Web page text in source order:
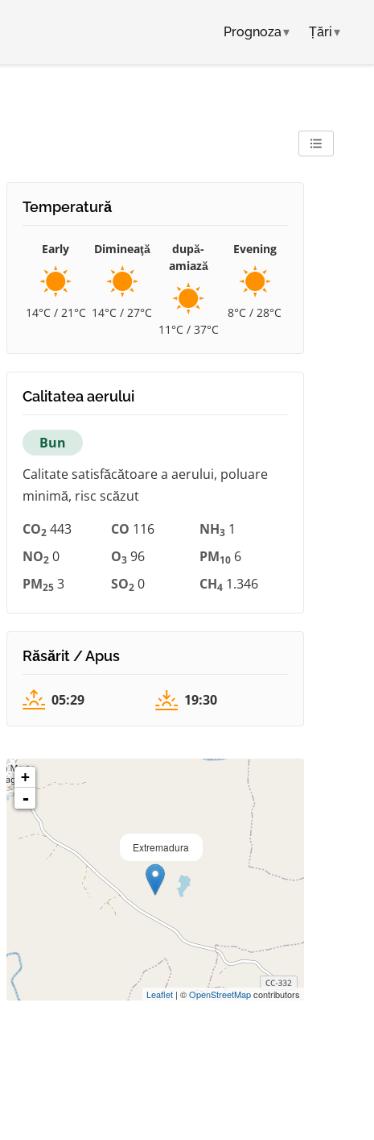
Prognoza▾ Țări▾
Temperatură
Early
14°C / 21°C
Dimineaţă
14°C / 27°C
după-
amiază
11°C / 37°C
Evening
8°C / 28°C
Calitatea aerului
Bun
Calitate satisfăcătoare a aerului, poluare
minimă, risc scăzut
CO2 443 CO 116 NH3 1
NO2 0 O3 96 PM10 6
PM25 3 SO2 0 CH4 1.346
Răsărit / Apus
05:29 19:30
Extremadura
+
-
Leaflet | ©OpenStreetMapcontributors